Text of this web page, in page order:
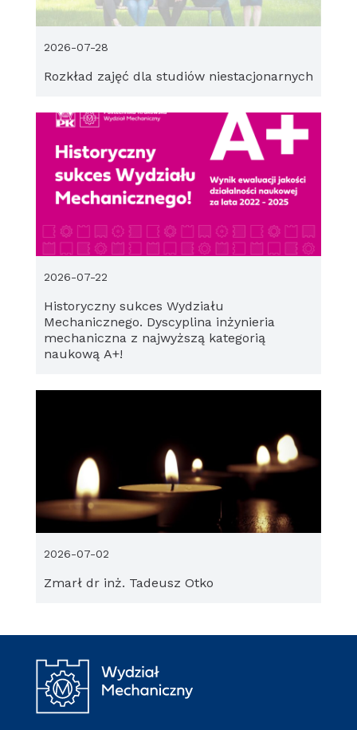
Rozkład zajęć dla studiów niestacjonarnych
2026-07-28
Historyczny sukces Wydziału
Mechanicznego. Dyscyplina inżynieria
mechaniczna z najwyższą kategorią
naukową A+!
2026-07-22
Zmarł dr inż. Tadeusz Otko
2026-07-02